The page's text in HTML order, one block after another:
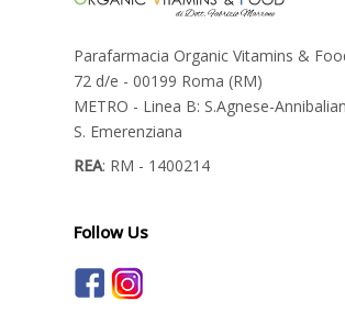
Parafarmacia Organic Vitamins &
72 d/e - 00199 Roma (RM)
METRO - Linea B: S.Agnese-
S. Emerenziana
REA: RM - 1400214
Follow Us